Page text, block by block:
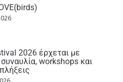
2026 έρχεται με
συναυλία, workshops και